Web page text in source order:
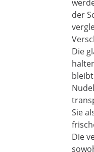
der
Die
Sie
Die